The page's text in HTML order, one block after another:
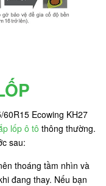
Ecowing KH27
lốp ô tô thông thường.
sau:
thoáng tầm nhìn và
đang thay. Nếu bạn